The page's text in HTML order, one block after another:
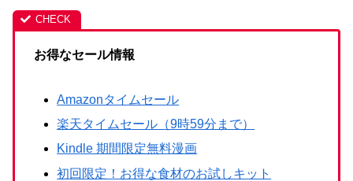
お得なセール情報
Amazonタイムセール
楽天タイムセール（9時59分まで）
Kindle 期間限定無料漫画
初回限定！お得な食材のお試しキット